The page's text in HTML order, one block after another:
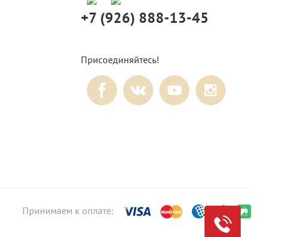
+7 (926) 888-13-45
Присоединяйтесь!
Принимаем к оплате: